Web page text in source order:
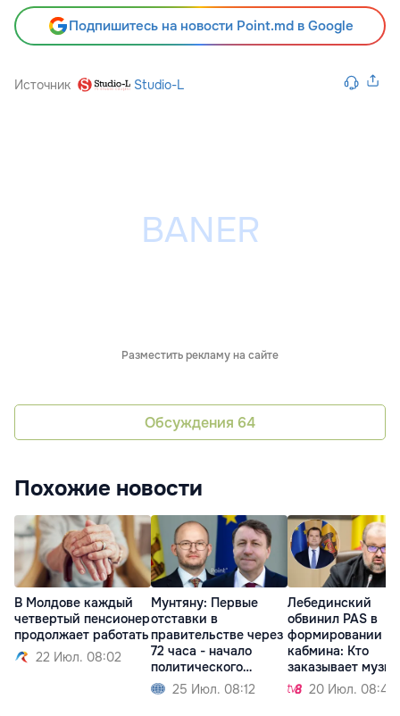
Подпишитесь на новости Point.md в Google
Источник Studio-L
Разместить рекламу на сайте
Обсуждения 64
Похожие новости
В Молдове каждый
четвертый пенсионер
продолжает работать
22 Июл. 08:02
Мунтяну: Первые
отставки в
правительстве через
72 часа - начало
политического
кризиса
25 Июл. 08:12
Лебединский
обвинил PAS в
формировании
кабмина: Кто
заказывает
тот и танцует
20 Июл. 08:42